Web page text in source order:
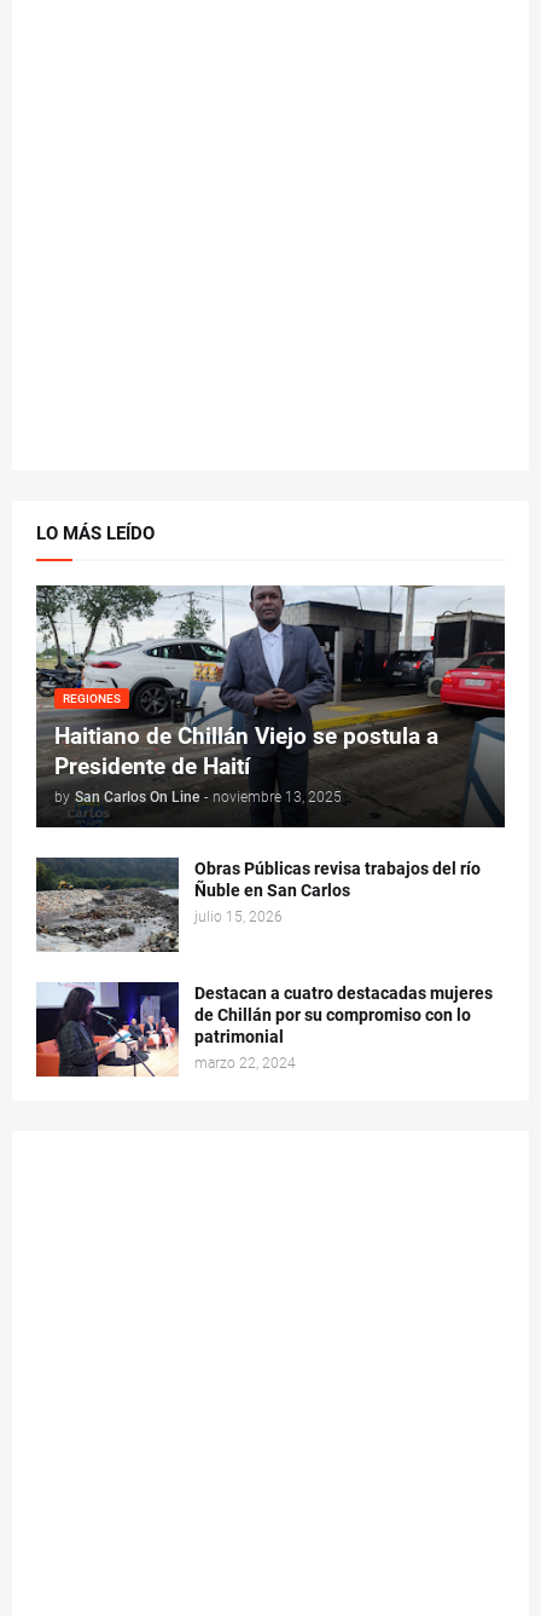
LO MÁS LEÍDO
REGIONES
Haitiano de Chillán Viejo se postula a
Presidente de Haití
by San Carlos On Line - noviembre 13, 2025
Obras Públicas revisa trabajos del río
Ñuble en San Carlos
julio 15, 2026
Destacan a cuatro destacadas mujeres
de Chillán por su compromiso con lo
patrimonial
marzo 22, 2024